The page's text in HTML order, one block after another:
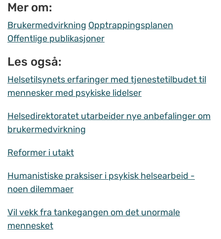
Mer om:
Brukermedvirkning Opptrappingsplanen
Offentlige publikasjoner
Les også:
Helsetilsynets erfaringer med tjenestetilbudet til
mennesker med psykiske lidelser
Helsedirektoratet utarbeider nye anbefalinger om
brukermedvirkning
Reformer i utakt
Humanistiske praksiser i psykisk helsearbeid -
noen dilemmaer
Vil vekk fra tankegangen om det unormale
mennesket